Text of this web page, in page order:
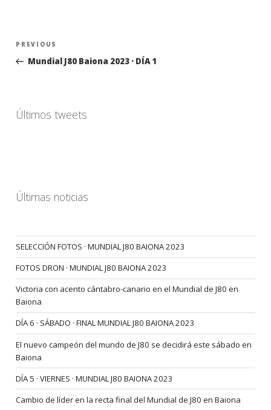
Navegación
entradas
Previous
Post
PREVIOUS
Mundial J80 Baiona 2023 · DÍA 1
Últimos tweets
Últimas noticias
SELECCIÓN FOTOS · MUNDIAL J80 BAIONA 2023
FOTOS DRON · MUNDIAL J80 BAIONA 2023
Victoria con acento cántabro-canario en el Mundial de J80 en
Baiona
DÍA 6 · SÁBADO · FINAL MUNDIAL J80 BAIONA 2023
El nuevo campeón del mundo de J80 se decidirá este sábado en
Baiona
DÍA 5 · VIERNES · MUNDIAL J80 BAIONA 2023
Cambio de líder en la recta final del Mundial de J80 en Baiona